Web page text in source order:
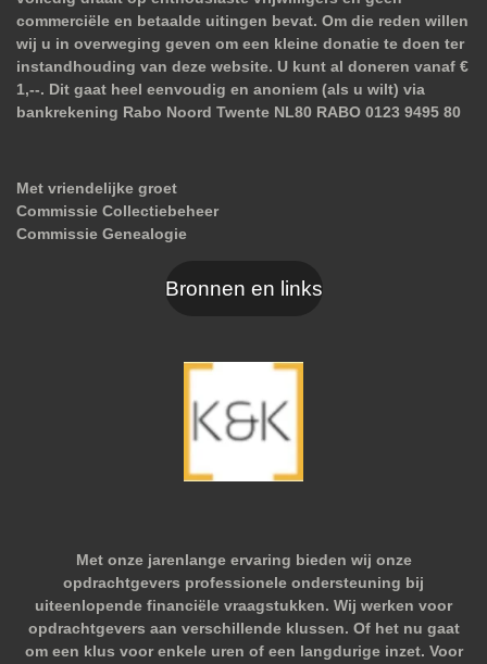
commerciële en betaalde uitingen bevat. Om die reden willen
wij u in overweging geven om een kleine donatie te doen ter
instandhouding van deze website. U kunt al doneren vanaf €
1,--. Dit gaat heel eenvoudig en anoniem (als u wilt) via
bankrekening Rabo Noord Twente NL80 RABO 0123 9495 80
Met vriendelijke groet
Commissie Collectiebeheer
Commissie Genealogie
Bronnen en links
Met onze jarenlange ervaring bieden wij onze
opdrachtgevers professionele ondersteuning bij
uiteenlopende financiële vraagstukken. Wij werken voor
opdrachtgevers aan verschillende klussen. Of het nu gaat
om een klus voor enkele uren of een langdurige inzet. Voor